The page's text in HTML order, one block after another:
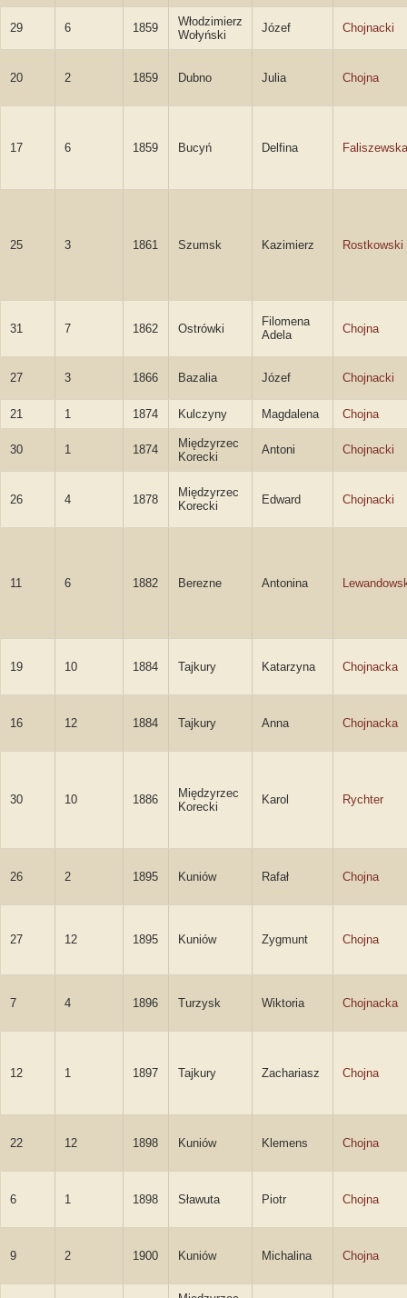
29 6 1859
Włodzimierz
Wołyński
Józef Chojnacki
20 2 1859 Dubno Julia Chojna
17 6 1859 Bucyń Delfina Faliszewska
25 3 1861 Szumsk Kazimierz Rostkowski
31 7 1862 Ostrówki
Filomena
Adela
Chojna
27 3 1866 Bazalia Józef Chojnacki
21 1 1874 Kulczyny Magdalena Chojna
30 1 1874
Międzyrzec
Korecki
Antoni Chojnacki
26 4 1878
Międzyrzec
Korecki
Edward Chojnacki
11 6 1882 Berezne Antonina
19 10 1884 Tajkury Katarzyna Chojnacka
16 12 1884 Tajkury Anna Chojnacka
30 10 1886
Międzyrzec
Korecki
Karol Rychter
26 2 1895 Kuniów Rafał Chojna
27 12 1895 Kuniów Zygmunt Chojna
7 4 1896 Turzysk Wiktoria Chojnacka
12 1 1897 Tajkury Zachariasz Chojna
22 12 1898 Kuniów Klemens Chojna
6 1 1898 Sławuta Piotr Chojna
9 2 1900 Kuniów Michalina Chojna